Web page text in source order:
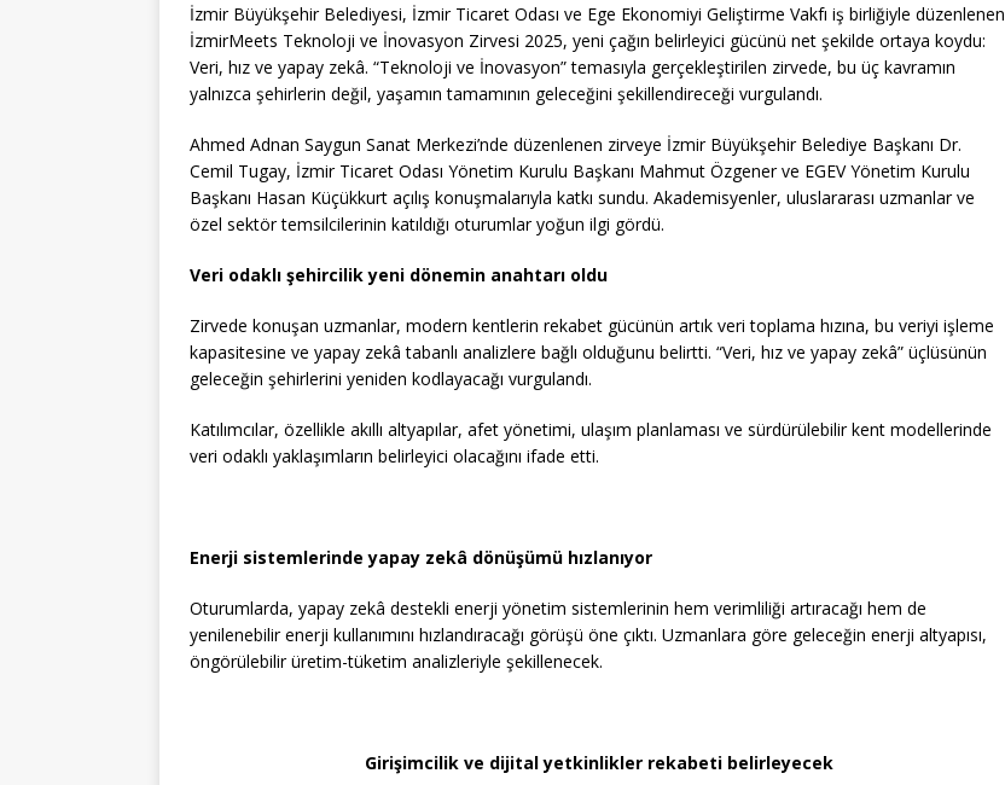
İzmir Büyükşehir Belediyesi, İzmir Ticaret Odası ve Ege Ekonomiyi Geliştirme Vakfı iş birliğiyle düzenlenen
İzmirMeets Teknoloji ve İnovasyon Zirvesi 2025, yeni çağın belirleyici gücünü net şekilde ortaya koydu:
Veri, hız ve yapay zekâ. “Teknoloji ve İnovasyon” temasıyla gerçekleştirilen zirvede, bu üç kavramın
yalnızca şehirlerin değil, yaşamın tamamının geleceğini şekillendireceği vurgulandı.
Ahmed Adnan Saygun Sanat Merkezi’nde düzenlenen zirveye İzmir Büyükşehir Belediye Başkanı Dr.
Cemil Tugay, İzmir Ticaret Odası Yönetim Kurulu Başkanı Mahmut Özgener ve EGEV Yönetim Kurulu
Başkanı Hasan Küçükkurt açılış konuşmalarıyla katkı sundu. Akademisyenler, uluslararası uzmanlar ve
özel sektör temsilcilerinin katıldığı oturumlar yoğun ilgi gördü.
Veri odaklı şehircilik yeni dönemin anahtarı oldu
Zirvede konuşan uzmanlar, modern kentlerin rekabet gücünün artık veri toplama hızına, bu veriyi işleme
kapasitesine ve yapay zekâ tabanlı analizlere bağlı olduğunu belirtti. “Veri, hız ve yapay zekâ” üçlüsünün
geleceğin şehirlerini yeniden kodlayacağı vurgulandı.
Katılımcılar, özellikle akıllı altyapılar, afet yönetimi, ulaşım planlaması ve sürdürülebilir kent modellerinde
veri odaklı yaklaşımların belirleyici olacağını ifade etti.
Enerji sistemlerinde yapay zekâ dönüşümü hızlanıyor
Oturumlarda, yapay zekâ destekli enerji yönetim sistemlerinin hem verimliliği artıracağı hem de
yenilenebilir enerji kullanımını hızlandıracağı görüşü öne çıktı. Uzmanlara göre geleceğin enerji altyapısı,
öngörülebilir üretim-tüketim analizleriyle şekillenecek.
Girişimcilik ve dijital yetkinlikler rekabeti belirleyecek